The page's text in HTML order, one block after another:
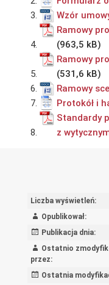
Wzór
Ramowy
Ramowy
Ramowy
Protokół i
Standardy
z
Liczba wyświetleń:
Opublikował:
Publikacja dnia:
Ostatnio
przez:
Ostatnia